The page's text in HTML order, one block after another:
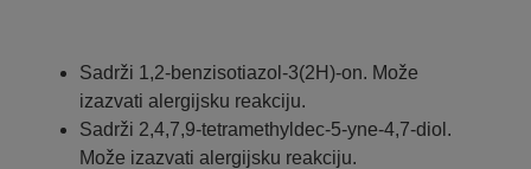
Sadrži 1,2-benzisotiazol-3(2H)-on. Može
izazvati alergijsku reakciju.
Sadrži 2,4,7,9-tetramethyldec-5-yne-4,7-diol.
Može izazvati alergijsku reakciju.